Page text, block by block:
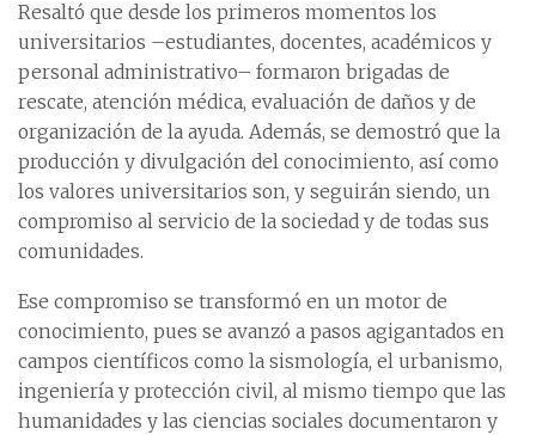
Resaltó que desde los primeros momentos los
universitarios –estudiantes, docentes, académicos y
personal administrativo– formaron brigadas de
rescate, atención médica, evaluación de daños y de
organización de la ayuda. Además, se demostró que la
producción y divulgación del conocimiento, así como
los valores universitarios son, y seguirán siendo, un
compromiso al servicio de la sociedad y de todas sus
comunidades.
Ese compromiso se transformó en un motor de
conocimiento, pues se avanzó a pasos agigantados en
campos científicos como la sismología, el urbanismo,
ingeniería y protección civil, al mismo tiempo que las
humanidades y las ciencias sociales documentaron y